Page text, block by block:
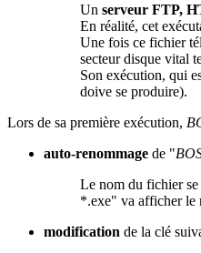
Un serveur FTP,
En réalité, cet
Une fois ce fichier
secteur disque vital
Son exécution, qui
doive se produire).
Lors de sa première exécution,
auto-renommage de "
Le nom du fichier
*.exe" va afficher le
modification de la clé